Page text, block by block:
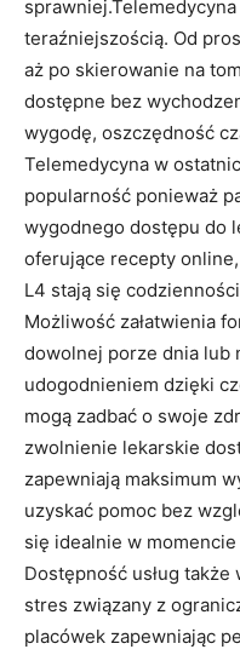
teraźniejszością. Od
aż po skierowanie na
dostępne bez
wygodę, oszczędność
Telemedycyna w
popularność ponieważ
wygodnego dostępu do
oferujące recepty
L4 stają się
Możliwość załatwienia
dowolnej porze dnia lub
udogodnieniem dzięki
mogą zadbać o swoje
zwolnienie lekarskie
zapewniają maksimum
uzyskać pomoc bez
się idealnie w
Dostępność usług
stres związany z
placówek zapewniając